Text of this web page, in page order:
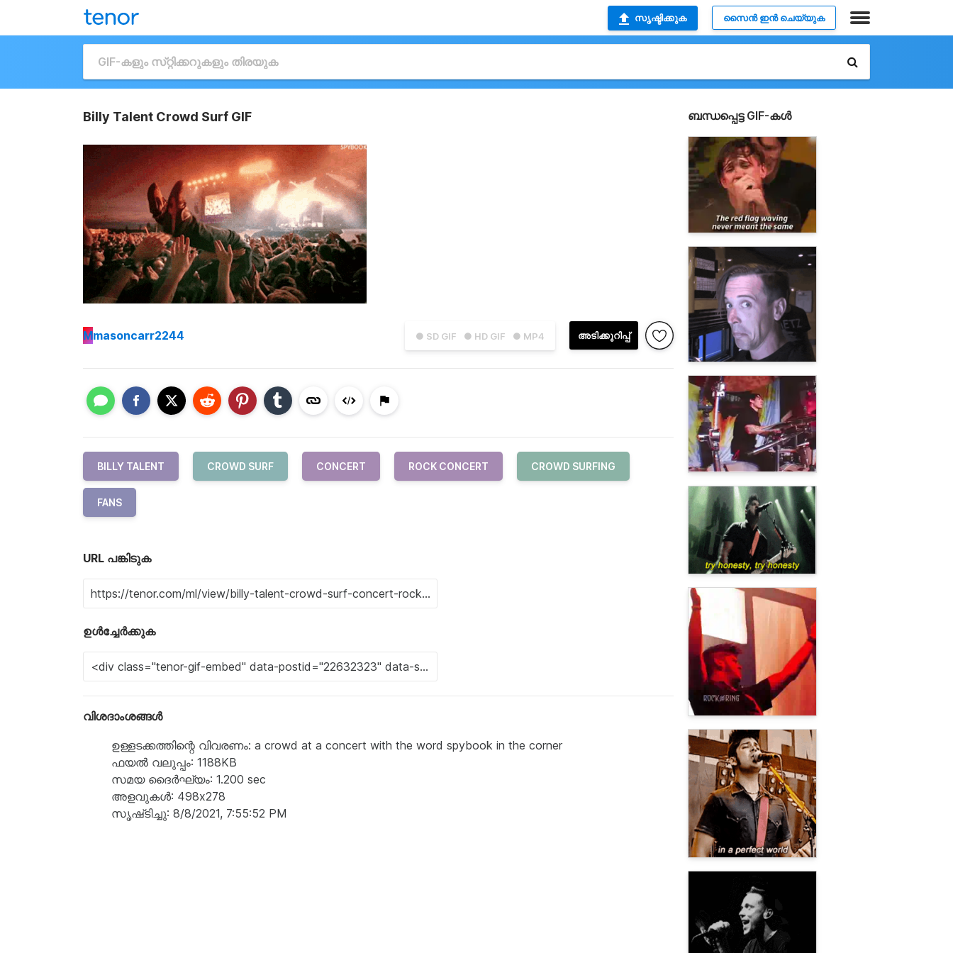
സൃഷ്ടിക്കുക സൈൻ ഇൻ ചെയ്യുക
Billy Talent Crowd Surf GIF
● SD GIF ● HD GIF ● MP4 അടിക്കുറിപ്പ്
Mmasoncarr2244
BILLY TALENT CROWD SURF CONCERT ROCK CONCERT CROWD SURFING
FANS
URL പങ്കിടുക
ഉൾച്ചേർക്കുക
വിശദാംശങ്ങൾ
ഉള്ളടക്കത്തിന്റെ വിവരണം: a crowd at a concert with the word spybook in the corner
ഫയൽ വലുപ്പം: 1188KB
സമയ ദൈർഘ്യം: 1.200 sec
അളവുകൾ: 498x278
സൃഷ്‌ടിച്ചു: 8/8/2021, 7:55:52 PM
ബന്ധപ്പെട്ട GIF-കൾ